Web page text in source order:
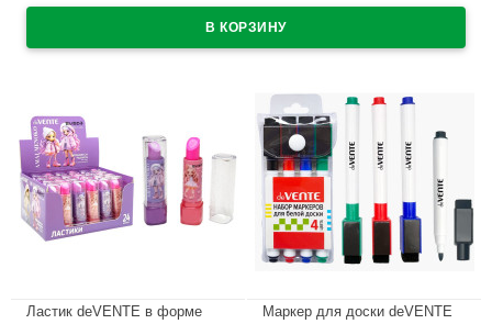
Ластик deVENTE в форме
Маркер для доски deVENTE